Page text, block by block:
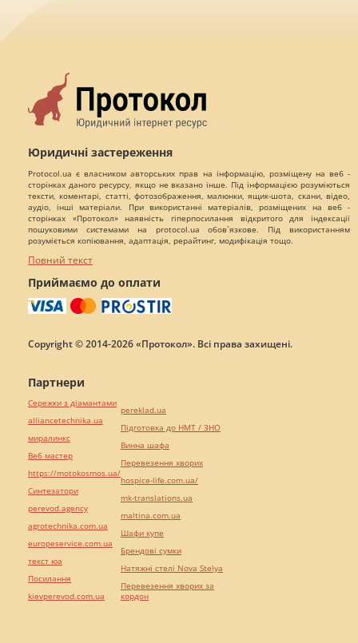
Юридичні застереження
Protocol.ua є власником авторських прав на інформацію, розміщену на веб -
сторінках даного ресурсу, якщо не вказано інше. Під інформацією розуміються
тексти, коментарі, статті, фотозображення, малюнки, ящик-шота, скани, відео,
аудіо, інші матеріали. При використанні матеріалів, розміщених на веб -
сторінках «Протокол» наявність гіперпосилання відкритого для індексації
пошуковими системами на protocol.ua обов`язкове. Під використанням
розуміється копіювання, адаптація, рерайтинг, модифікація тощо.
Повний текст
Приймаємо до оплати
Copyright © 2014-2026 «Протокол». Всі права захищені.
Партнери
Сережки з діамантами
alliancetechnika.ua
миралинкс
Веб мастер
https://motokosmos.ua/
Синтезатори
perevod.agency
agrotechnika.com.ua
europeservice.com.ua
текст юа
Посилання
kievperevod.com.ua
pereklad.ua
Підготовка до НМТ / ЗНО
Винна шафа
Перевезення хворих
hospice-life.com.ua/
mk-translations.ua
maltina.com.ua
Шафи купе
Брендові сумки
Натяжні стелі Nova Stelya
Перевезення хворих за
кордон